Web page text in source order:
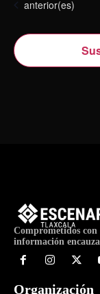
Eventos
anterior(es)
Comprometidos
información
Organización